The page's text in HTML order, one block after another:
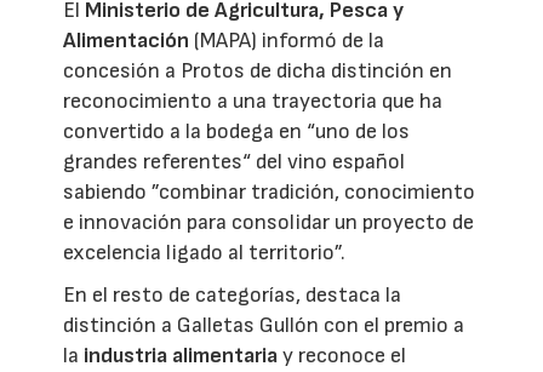
El Ministerio de Agricultura, Pesca y
Alimentación (MAPA) informó de la
concesión a Protos de dicha distinción en
reconocimiento a una trayectoria que ha
convertido a la bodega en “uno de los
grandes referentes“ del vino español
sabiendo ”combinar tradición, conocimiento
e innovación para consolidar un proyecto de
excelencia ligado al territorio”.
En el resto de categorías, destaca la
distinción a Galletas Gullón con el premio a
la industria alimentariay reconoce el